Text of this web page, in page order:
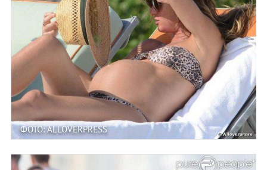
ФОТО: ALLOVERPRESS